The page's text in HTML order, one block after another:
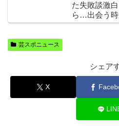
た失敗談激
ら…出会う時
芸スポニュース
シェア
X